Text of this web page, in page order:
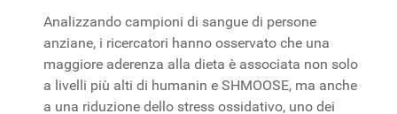
Analizzando campioni di sangue di persone
anziane, i ricercatori hanno osservato che una
maggiore aderenza alla dieta è associata non solo
a livelli più alti di humanin e SHMOOSE, ma anche
a una riduzione dello stress ossidativo, uno dei